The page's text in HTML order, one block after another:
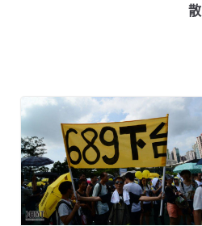
散